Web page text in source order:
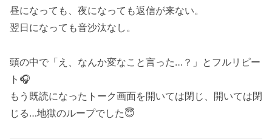
昼になっても、夜になっても返信が来ない。
翌日になっても音沙汰なし。
頭の中で「え、なんか変なこと言った…？」とフルリピー
ト🎧
もう既読になったトーク画面を開いては閉じ、開いては閉
じる…地獄のループでした😇